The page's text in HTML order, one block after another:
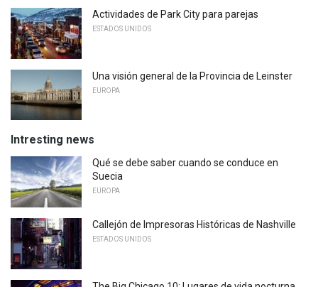
Actividades de Park City para parejas
ESTADOS UNIDOS
Una visión general de la Provincia de Leinster
EUROPA
Intresting news
Qué se debe saber cuando se conduce en
Suecia
EUROPA
Callejón de Impresoras Históricas de Nashville
ESTADOS UNIDOS